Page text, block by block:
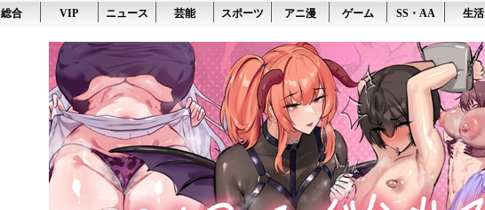
総合 VIP ニュース 芸能 スポーツ アニ漫 ゲーム SS・AA 生活